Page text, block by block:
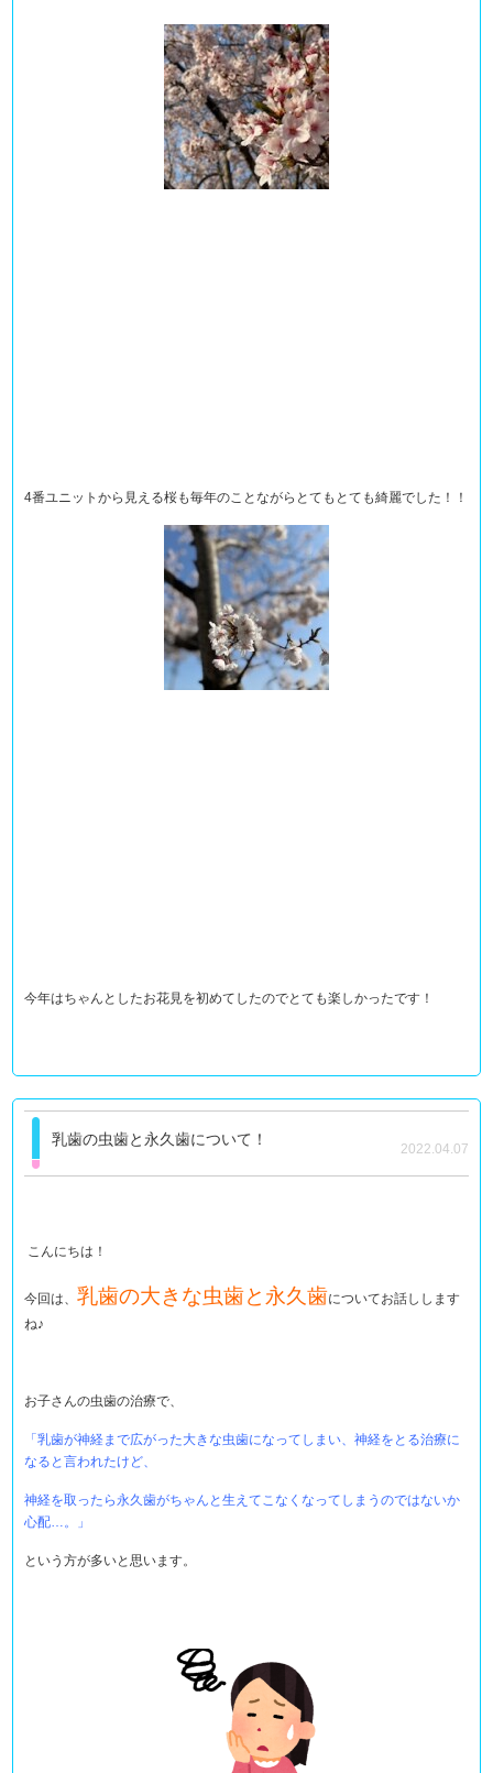
4番ユニットから見える桜も毎年のことながらとてもとても綺麗でした！！
今年はちゃんとしたお花見を初めてしたのでとても楽しかったです！
乳歯の虫歯と永久歯について！
2022.04.07
こんにちは！
今回は、乳歯の大きな虫歯と永久歯についてお話しします
ね♪
お子さんの虫歯の治療で、
「乳歯が神経まで広がった大きな虫歯になってしまい、神経をとる治療に
なると言われたけど、
神経を取ったら永久歯がちゃんと生えてこなくなってしまうのではないか
心配…。」
という方が多いと思います。